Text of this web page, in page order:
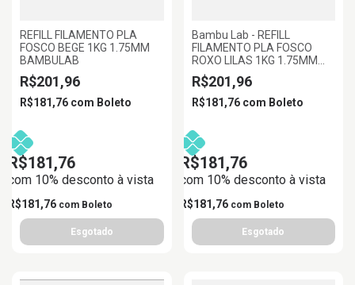
REFILL FILAMENTO PLA
FOSCO BEGE 1KG 1.75MM
BAMBULAB
R$201,96
R$181,76 com Boleto
R$181,76
com 10% desconto à vista
R$181,76 com Boleto
Bambu Lab - REFILL
FILAMENTO PLA FOSCO
ROXO LILAS 1KG 1.75MM
BAMBU LAB
R$201,96
R$181,76 com Boleto
R$181,76
com 10% desconto à vista
R$181,76 com Boleto